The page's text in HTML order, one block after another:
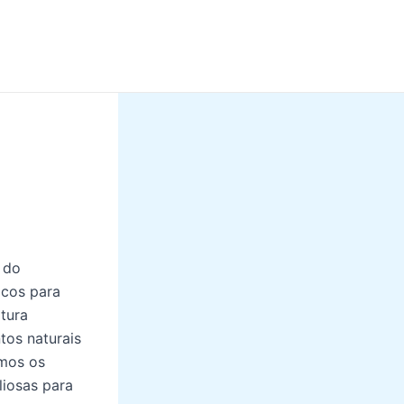
para
naturais
os
para